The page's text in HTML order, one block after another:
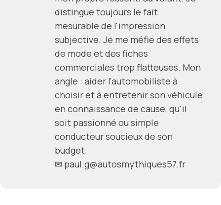
distingue toujours le fait
mesurable de l'impression
subjective. Je me méfie des effets
de mode et des fiches
commerciales trop flatteuses. Mon
angle : aider l'automobiliste à
choisir et à entretenir son véhicule
en connaissance de cause, qu'il
soit passionné ou simple
conducteur soucieux de son
budget.
✉ paul.g@autosmythiques57.fr